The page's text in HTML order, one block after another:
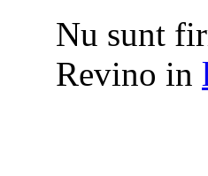
Nu sunt
Revino in